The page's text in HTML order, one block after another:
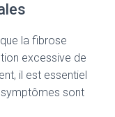
la fibrose
excessive de
il est essentiel
symptômes sont